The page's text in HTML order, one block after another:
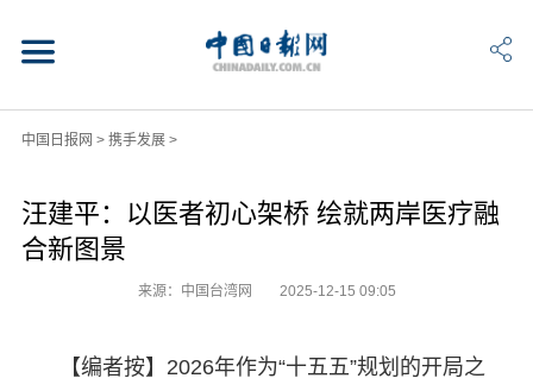
中国日报网 > 携手发展>
汪建平：以医者初心架桥 绘就两岸医疗融
合新图景
来源：中国台湾网 2025-12-15 09:05
【编者按】2026年作为“十五五”规划的开局之